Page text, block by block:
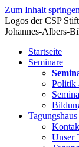
Zum Inhalt springen
Startseite
Seminare
Politik
Tagungshaus
Unser